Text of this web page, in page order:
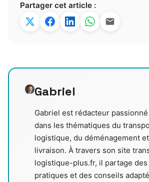
Partager cet article :
Gabriel
Gabriel est rédacteur
dans les thématiques du
logistique, du déménagement
livraison. À travers son site
logistique-plus.fr, il partage
pratiques et des conseils